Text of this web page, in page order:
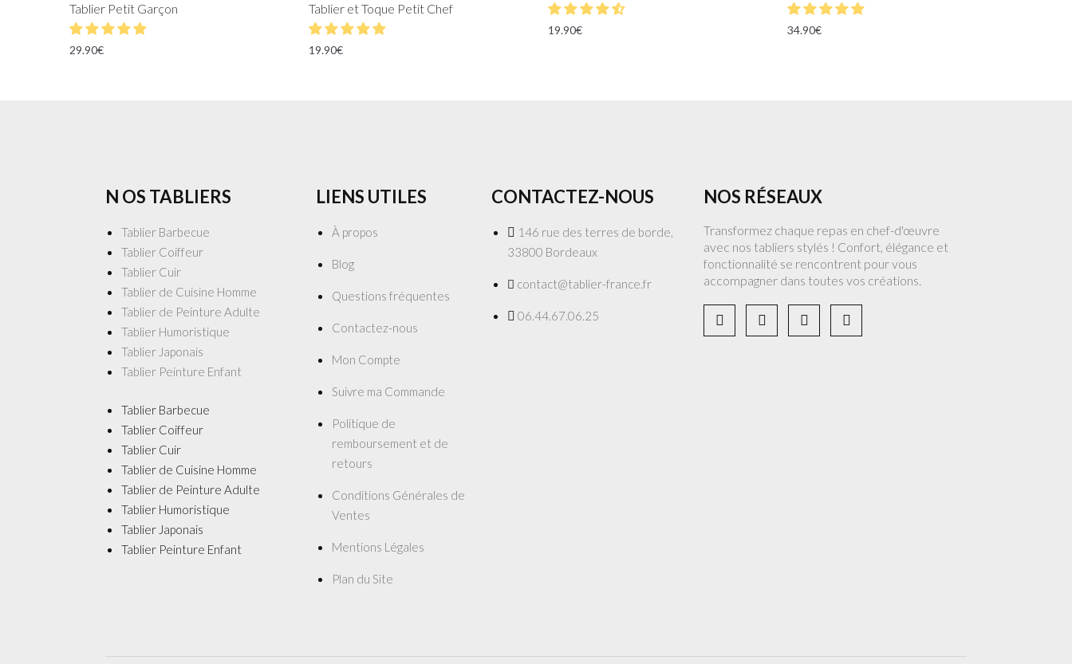
Tablier Petit Garçon
29.90€
Tablier et Toque Petit Chef
19.90€
19.90€ 34.90€
N OS TABLIERS
Tablier Barbecue
Tablier Coiffeur
Tablier Cuir
Tablier de Cuisine Homme
Tablier de Peinture Adulte
Tablier Humoristique
Tablier Japonais
Tablier Peinture Enfant
Tablier Barbecue
Tablier Coiffeur
Tablier Cuir
Tablier de Cuisine Homme
Tablier de Peinture Adulte
Tablier Humoristique
Tablier Japonais
Tablier Peinture Enfant
LIENS UTILES
À propos
Blog
Questions fréquentes
Contactez-nous
Mon Compte
Suivre ma Commande
Politique de
remboursement et de
retours
Conditions Générales de
Ventes
Mentions Légales
Plan du Site
CONTACTEZ-NOUS
146 rue des terres de borde,
33800 Bordeaux
contact@tablier-france.fr
06.44.67.06.25
NOS RÉSEAUX
Transformez chaque repas en chef-d'œuvre
avec nos tabliers stylés ! Confort, élégance et
fonctionnalité se rencontrent pour vous
accompagner dans toutes vos créations.